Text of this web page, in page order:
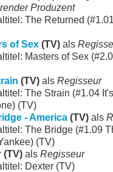
Produzent
The Returned
of Sex (TV) als
Masters of Sex
(TV) als Regisseur
The Strain (#1.04
(TV)
- America (TV) als
The Bridge (#1.09
(TV)
(TV) als Regisseur
Dexter (TV)